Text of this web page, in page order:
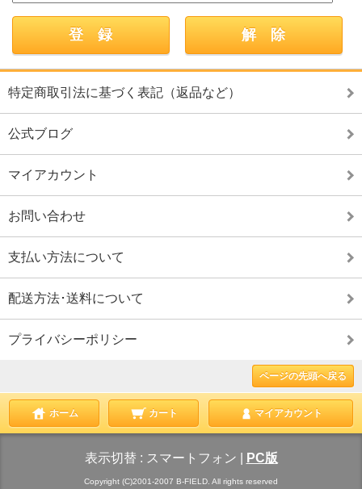
特定商取引法に基づく表記（返品など）
公式ブログ
マイアカウント
お問い合わせ
支払い方法について
配送方法･送料について
プライバシーポリシー
ページの先頭へ戻る
ホーム カート マイアカウント
表示切替 : スマートフォン PC版
Copyright (C)2001-2007 B-FIELD. All rights reserved